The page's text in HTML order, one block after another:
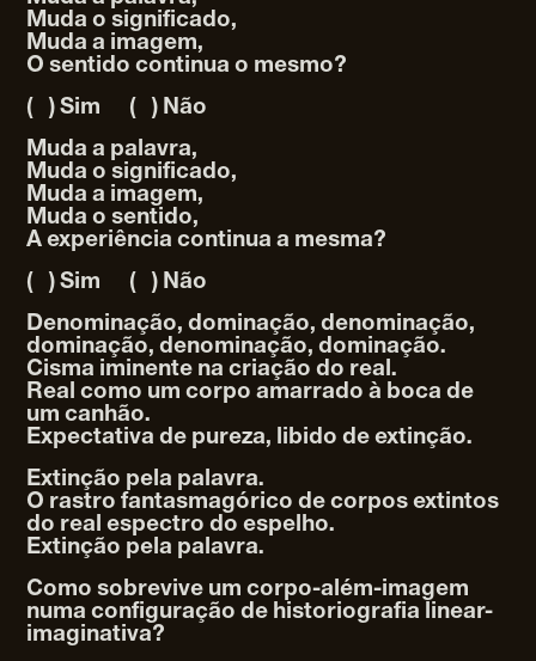
Muda o significado,
Muda a imagem,
O sentido continua o mesmo?
( ) Sim ( ) Não
Muda a palavra,
Muda o significado,
Muda a imagem,
Muda o sentido,
A experiência continua a mesma?
( ) Sim ( ) Não
Denominação, dominação, denominação,
dominação, denominação, dominação.
Cisma iminente na criação do real.
Real como um corpo amarrado à boca de
um canhão.
Expectativa de pureza, libido de extinção.
Extinção pela palavra.
O rastro fantasmagórico de corpos extintos
do real espectro do espelho.
Extinção pela palavra.
Como sobrevive um corpo-além-imagem
numa configuração de historiografia linear-
imaginativa?